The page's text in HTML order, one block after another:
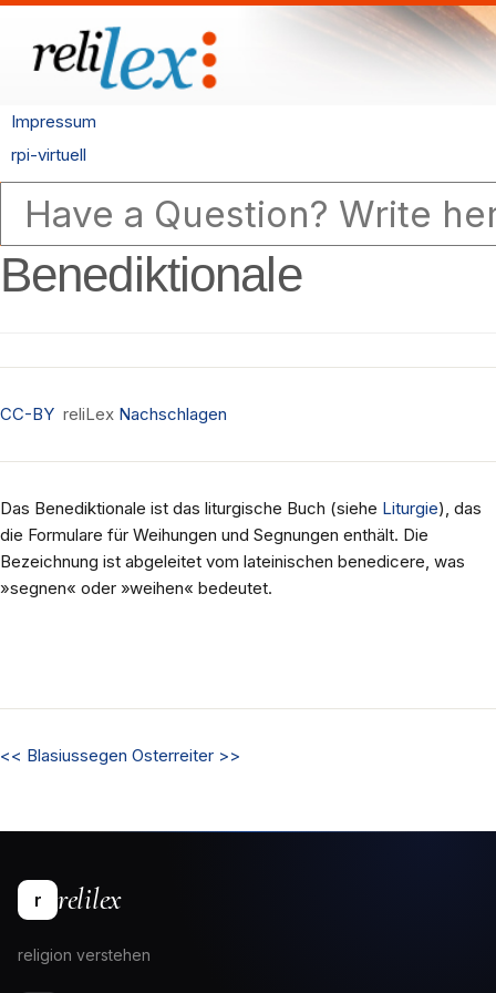
Impressum
rpi-virtuell
Benediktionale
CC-BY reliLex Nachschlagen
Das Benediktionale ist das liturgische Buch (siehe Liturgie), das
die Formulare für Weihungen und Segnungen enthält. Die
Bezeichnung ist abgeleitet vom lateinischen benedicere, was
»segnen« oder »weihen« bedeutet.
<< Blasiussegen Osterreiter >>
r relilex
religion verstehen